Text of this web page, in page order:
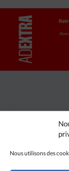
Nous utilisons des